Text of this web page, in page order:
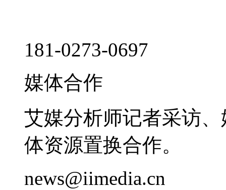
181-0273-0697
媒体合作
艾媒分析师记者采访
体资源置换合作。
news@iimedia.cn